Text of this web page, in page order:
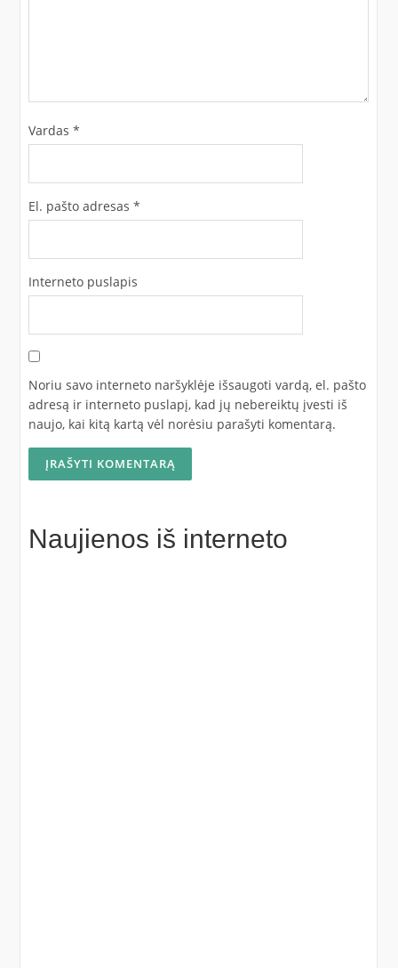
Vardas *
El. pašto adresas *
Interneto puslapis
Noriu savo interneto naršyklėje išsaugoti vardą, el. pašto
adresą ir interneto puslapį, kad jų nebereiktų įvesti iš
naujo, kai kitą kartą vėl norėsiu parašyti komentarą.
Naujienos iš interneto